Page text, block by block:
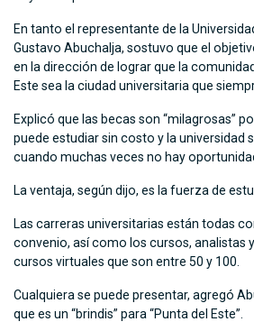
En tanto el representante de la
Gustavo Abuchalja, sostuvo que el
en la dirección de lograr que la
Este sea la ciudad universitaria que
Explicó que las becas son “milagrosas”
puede estudiar sin costo y la universidad
cuando muchas veces no hay
La ventaja, según dijo, es la fuerza de
Las carreras universitarias están todas
convenio, así como los cursos, analistas
cursos virtuales que son entre 50 y 100.
Cualquiera se puede presentar, agregó
que es un “brindis” para “Punta del Este”.